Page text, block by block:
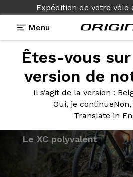
Expédition de votre vélo
Menu
Êtes-vous
version de
Il s’agit de la version :
Oui, je continue
Translate in